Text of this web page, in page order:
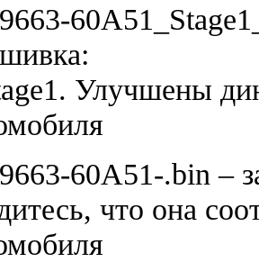
Улучшены
60A51-.bin –
что она